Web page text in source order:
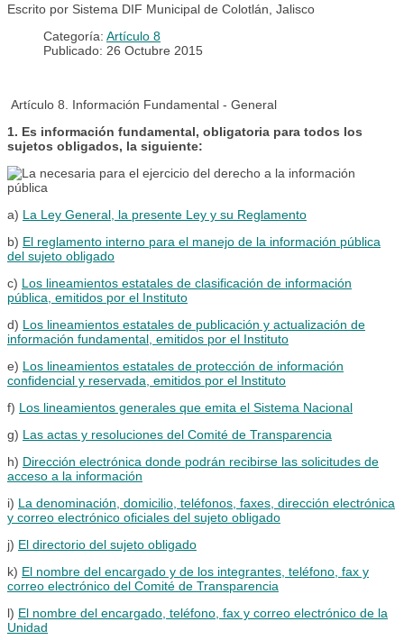
Escrito por Sistema DIF Municipal de Colotlán, Jalisco
Categoría: Artículo 8
Publicado: 26 Octubre 2015
Artículo 8. Información Fundamental - General
1. Es información fundamental, obligatoria para todos los
sujetos obligados, la siguiente:
a) La Ley General, la presente Ley y su Reglamento
b) El reglamento interno para el manejo de la información pública
del sujeto obligado
c) Los lineamientos estatales de clasificación de información
pública, emitidos por el Instituto
d) Los lineamientos estatales de publicación y actualización de
información fundamental, emitidos por el Instituto
e) Los lineamientos estatales de protección de información
confidencial y reservada, emitidos por el Instituto
f) Los lineamientos generales que emita el Sistema Nacional
g) Las actas y resoluciones del Comité de Transparencia
h) Dirección electrónica donde podrán recibirse las solicitudes de
acceso a la información
i) La denominación, domicilio, teléfonos, faxes, dirección electrónica
y correo electrónico oficiales del sujeto obligado
j) El directorio del sujeto obligado
k) El nombre del encargado y de los integrantes, teléfono, fax y
correo electrónico del Comité de Transparencia
l) El nombre del encargado, teléfono, fax y correo electrónico de la
Unidad